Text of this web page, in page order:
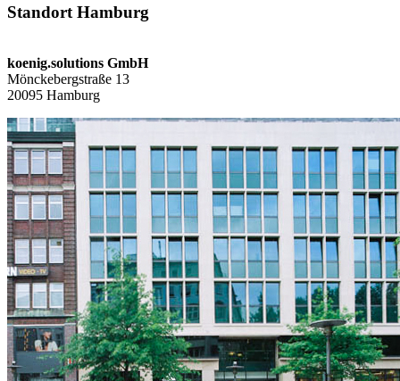
Standort Hamburg
koenig.solutions GmbH
Mönckebergstraße 13
20095 Hamburg